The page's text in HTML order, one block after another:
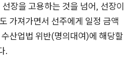
장을 고용하는 것을 넘어, 선장이
가져가면서 선주에게 일정 금액
산업법 위반(명의대여)에 해당할
.